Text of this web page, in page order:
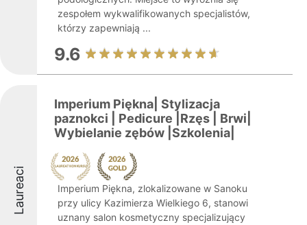
zespołem wykwalifikowanych specjalistów,
którzy zapewniają ...
9.6
Laureaci
Imperium Piękna| Stylizacja
paznokci | Pedicure |Rzęs | Brwi|
Wybielanie zębów |Szkolenia|
Imperium Piękna, zlokalizowane w Sanoku
przy ulicy Kazimierza Wielkiego 6, stanowi
uznany salon kosmetyczny specjalizujący